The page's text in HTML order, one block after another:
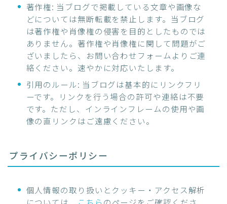
著作権: 当ブログで掲載している文章や画像な
どについては無断転載を禁止します。当ブログ
は著作権や肖像権の侵害を目的としたものでは
ありません。著作権や肖像権に関して問題がご
ざいましたら、お問い合わせフォームよりご連
絡ください。速やかに対応いたします。
引用のルール: 当ブログは基本的にリンクフリ
ーです。リンクを行う場合の許可や連絡は不要
です。ただし、インラインフレームの使用や画
像の直リンクはご遠慮ください。
プライバシーポリシー
個人情報の取り扱いとクッキー・アクセス解析